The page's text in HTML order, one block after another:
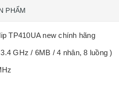
PHẨM
TP410UA new chính hãng
GHz / 6MB / 4 nhân, 8 luồng )